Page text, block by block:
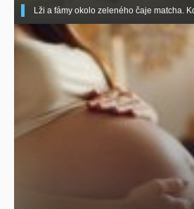
Lži a fámy okolo zeleného čaje matcha.